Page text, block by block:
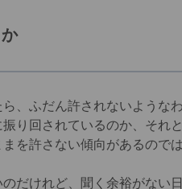
、ふだん許されないような
り回されているのか、それ
を許さない傾向があるので
だけれど、聞く余裕がない